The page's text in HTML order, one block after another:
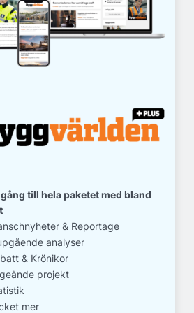
till hela paketet med bland
& Reportage
analyser
& Krönikor
projekt
mer